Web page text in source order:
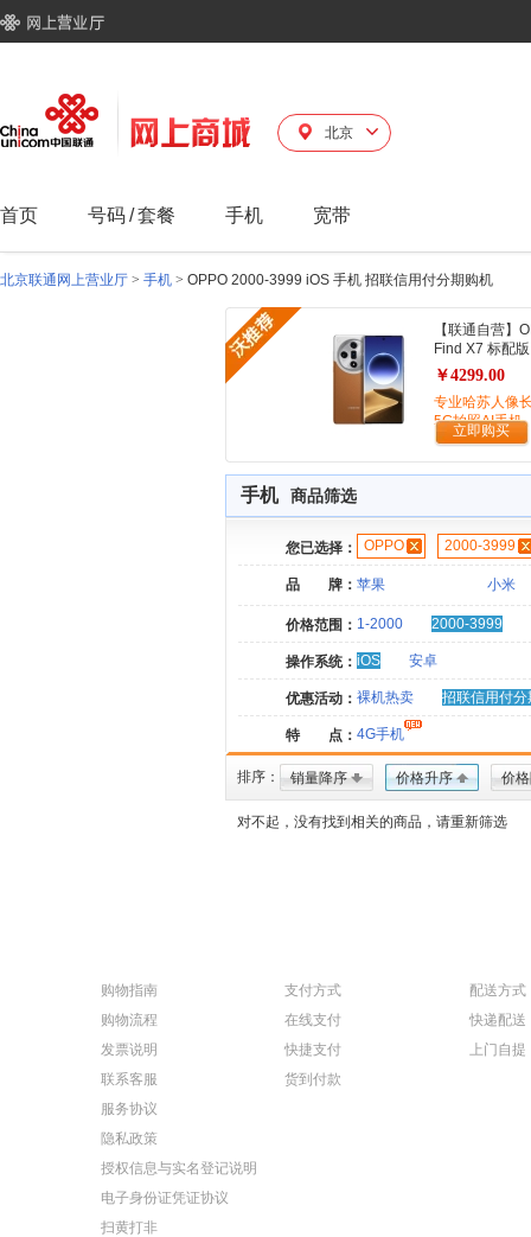
北京
首页 号码/套餐 手机 宽带
北京联通网上营业厅 > 手机 > OPPO 2000-3999 iOS 手机 招联信用付分期购机
【联通自营】
Find X7 标配版
￥4299.00
专业哈苏人像
5G拍照AI手机
立即购买
手机 商品筛选
您已选择： OPPO 2000-3999
品 牌： 苹果 小米
价格范围： 1-2000 2000-3999
操作系统： iOS 安卓
优惠活动： 裸机热卖 招联信用付分
特 点： 4G手机
排序： 销量降序 价格升序 价
对不起，没有找到相关的商品，请重新筛选
购物指南
购物流程
发票说明
联系客服
服务协议
隐私政策
授权信息与实名登记说明
电子身份证凭证协议
扫黄打非
支付方式
在线支付
快捷支付
货到付款
配送方式
快递配送
上门自提